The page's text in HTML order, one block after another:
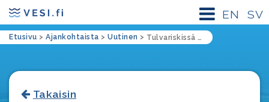
SV
EN
Etusivu > Ajankohtaista > Uutinen > Tulvariskissä olevien rakennusten kastumiskorkeuksia selvitetään Kyrönjoen alaosalla (Pohjalaismaakunnat)
Takaisin